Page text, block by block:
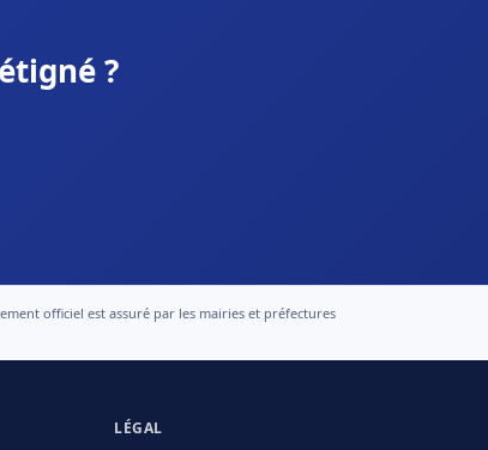
?
officiel est assuré par les mairies et préfectures
LÉGAL